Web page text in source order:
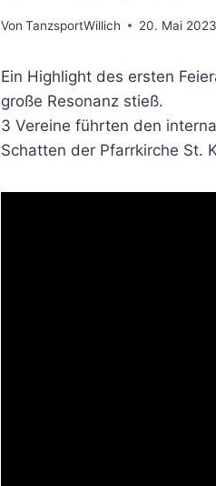
Von TanzsportWillich 20. Mai 2023
Ein Highlight des ersten
große Resonanz stieß.
3 Vereine führten den
Schatten der Pfarrkirche St.